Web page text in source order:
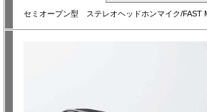
セミオープン型 ステレオヘッドホンマイク/FAST